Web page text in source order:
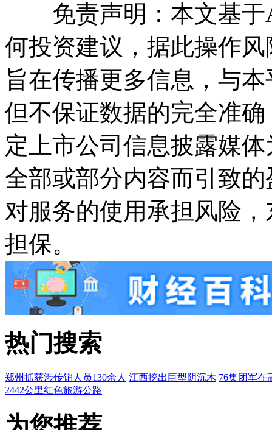
免责声明：本文基于
何投资建议，据此操作
旨在传播更多信息，与
但不保证数据的完全准
定上市公司信息披露媒
全部或部分内容而引致
对服务的使用承担风险
担保。
热门搜索
郑州抓获涉传销人员130余人 江西挖出巨型阴沉木 76集团军在
2442公里红色旅游公路